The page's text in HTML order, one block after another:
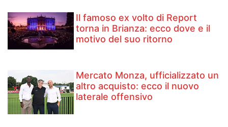
Il famoso ex volto di Report
torna in Brianza: ecco dove e il
motivo del suo ritorno
Mercato Monza, ufficializzato un
altro acquisto: ecco il nuovo
laterale offensivo